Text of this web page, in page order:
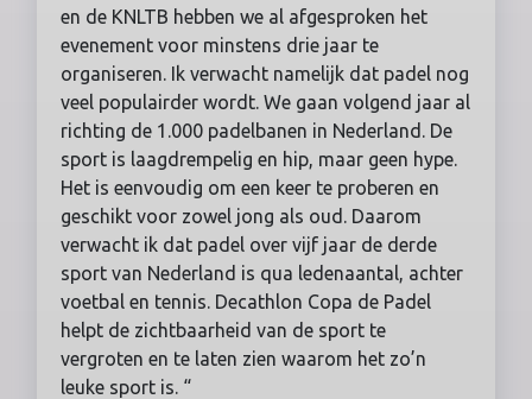
en de KNLTB hebben we al afgesproken het
evenement voor minstens drie jaar te
organiseren. Ik verwacht namelijk dat padel nog
veel populairder wordt. We gaan volgend jaar al
richting de 1.000 padelbanen in Nederland. De
sport is laagdrempelig en hip, maar geen hype.
Het is eenvoudig om een keer te proberen en
geschikt voor zowel jong als oud. Daarom
verwacht ik dat padel over vijf jaar de derde
sport van Nederland is qua ledenaantal, achter
voetbal en tennis. Decathlon Copa de Padel
helpt de zichtbaarheid van de sport te
vergroten en te laten zien waarom het zo’n
leuke sport is. “